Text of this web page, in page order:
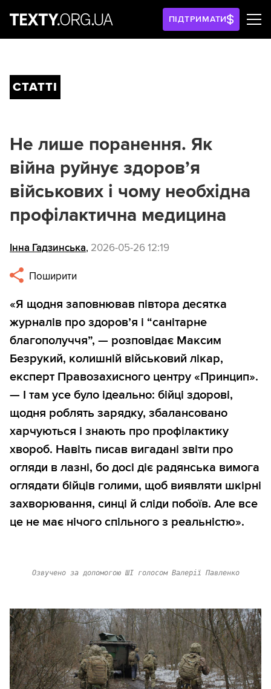
ПІДТРИМАТИ
СТАТТІ
Не лише поранення. Як
війна руйнує здоров’я
військових і чому необхідна
профілактична медицина
Інна Гадзинська, 2026-05-26 12:19
Поширити
«Я щодня заповнював півтора десятка
журналів про здоров’я і “санітарне
благополуччя”, — розповідає Максим
Безрукий, колишній військовий лікар,
експерт Правозахисного центру «Принцип».
— І там усе було ідеально: бійці здорові,
щодня роблять зарядку, збалансовано
харчуються і знають про профілактику
хвороб. Навіть писав вигадані звіти про
огляди в лазні, бо досі діє радянська вимога
оглядати бійців голими, щоб виявляти шкірні
захворювання, синці й сліди побоїв. Але все
це не має нічого спільного з реальністю».
Озвучено за допомогою ШІ голосом Валерії Павленко